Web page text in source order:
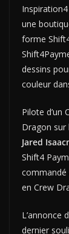
une
forme
dessins
couleur
Pilote d’un
Dragon sur
Jared
Shift4
commandé
en Crew
L’annonce
dernier